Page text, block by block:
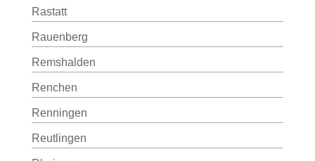
Rastatt
Rauenberg
Remshalden
Renchen
Renningen
Reutlingen